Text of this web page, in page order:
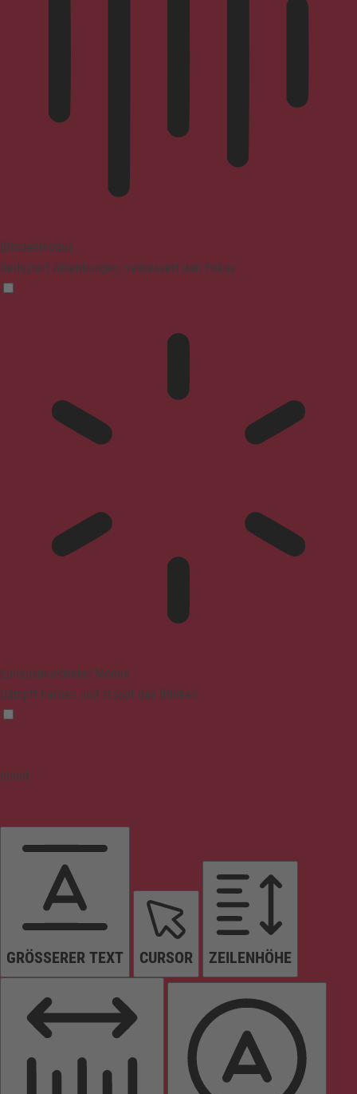
Blindenmodus
Reduziert Ablenkungen, verbessert den Fokus
Epilepsie-sicherer Modus
Dämpft Farben und stoppt das Blinken
Inhalt
GRÖSSERER TEXT CURSOR ZEILENHÖHE